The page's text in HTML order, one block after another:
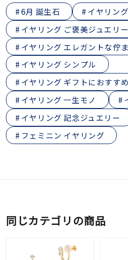
6月 誕生石
イヤリン
イヤリング ご褒美ジュエリー
イヤリング エレガントな佇
イヤリング シンプル
イヤリング ギフトにおすすめ
イヤリング 一生モノ
イヤリング 記念ジュエリー
フェミニン イヤリング
同じカテゴリの商品